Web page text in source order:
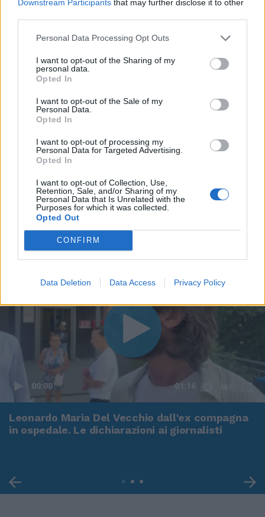
Downstream Participants that may further disclose it to other
Personal Data Processing Opt Outs
I want to opt-out of the Sharing of my
personal data.
Opted In
I want to opt-out of the Sale of my
Personal Data.
Opted In
I want to opt-out of processing my
Personal Data for Targeted Advertising.
Opted In
I want to opt-out of Collection, Use,
Retention, Sale, and/or Sharing of my
Personal Data that Is Unrelated with the
Purposes for which it was collected.
Opted Out
CONFIRM
Data Deletion Data Access Privacy Policy
00:00 01:16
Leonardo Maria Del Vecchio dall'ex compagna
in ospedale. Le dichiarazioni ai giornalisti